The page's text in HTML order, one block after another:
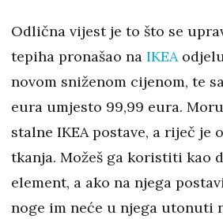
Odlična vijest je to što se
tepiha pronašao na IKEA
novom sniženom cijenom, te
eura umjesto 99,99 eura.
stalne IKEA postave, a riječ je
tkanja. Možeš ga koristiti kao
element, a ako na njega
noge im neće u njega utonuti